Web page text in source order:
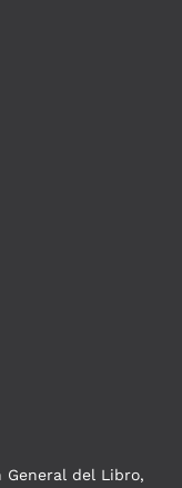
del Libro,